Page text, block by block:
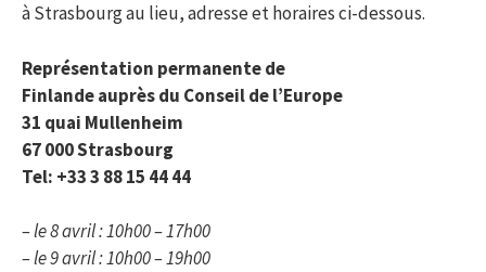
à Strasbourg au lieu, adresse et horaires ci-dessous.
Représentation permanente de
Finlande auprès du Conseil de l’Europe
31 quai Mullenheim
67 000 Strasbourg
Tel: +33 3 88 15 44 44
– le 8 avril : 10h00 – 17h00
– le 9 avril : 10h00 – 19h00